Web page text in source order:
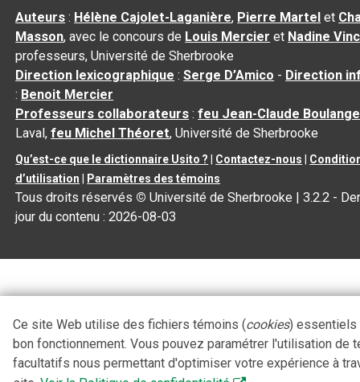
Auteurs : Hélène Cajolet-Laganière, Pierre Martel et
Masson, avec le concours de Louis Mercier et Nadine
professeurs, Université de Sherbrooke
Direction lexicographique :Serge D’Amico - Direction
: Benoit Mercier
Professeurs collaborateurs :feu Jean-Claude
Laval,feu Michel Théoret, Université de Sherbrooke
Qu’est-ce que le dictionnaire Usito ? Contactez-nous
d’utilisation
Paramètres des témoins
Tous droits réservés © Université de Sherbrooke |3.2.2 -
jour du contenu :2026-08-03
Ce site Web utilise des fichiers témoins (cookies) essentiels
bon fonctionnement. Vous pouvez paramétrer l'utilisation de
facultatifs nous permettant d'optimiser votre expérience à